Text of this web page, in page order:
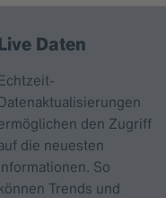
Daten
den Zugriff
die neuesten
So
Trends und